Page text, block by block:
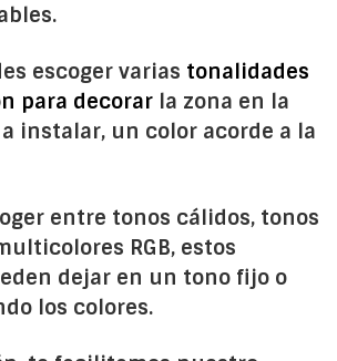
escoger varias tonalidades
para decorar la zona en la
instalar, un color acorde a la
entre tonos cálidos, tonos
RGB, estos
dejar en un tono fijo o
los colores.